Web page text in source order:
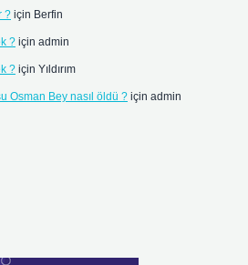
? için Berfin
? için admin
? için Yıldırım
Osman Bey nasıl öldü ? için admin